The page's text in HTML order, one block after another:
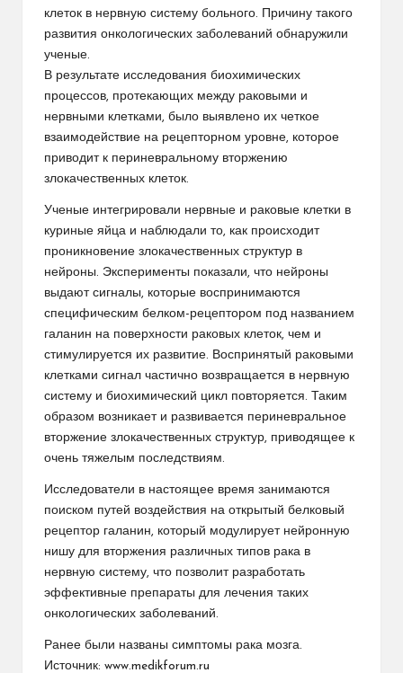
клеток в нервную систему больного. Причину такого
развития онкологических заболеваний обнаружили
ученые.
В результате исследования биохимических
процессов, протекающих между раковыми и
нервными клетками, было выявлено их четкое
взаимодействие на рецепторном уровне, которое
приводит к периневральному вторжению
злокачественных клеток.
Ученые интегрировали нервные и раковые клетки в
куриные яйца и наблюдали то, как происходит
проникновение злокачественных структур в
нейроны. Эксперименты показали, что нейроны
выдают сигналы, которые воспринимаются
специфическим белком-рецептором под названием
галанин на поверхности раковых клеток, чем и
стимулируется их развитие. Воспринятый раковыми
клетками сигнал частично возвращается в нервную
систему и биохимический цикл повторяется. Таким
образом возникает и развивается периневральное
вторжение злокачественных структур, приводящее к
очень тяжелым последствиям.
Исследователи в настоящее время занимаются
поиском путей воздействия на открытый белковый
рецептор галанин, который модулирует нейронную
нишу для вторжения различных типов рака в
нервную систему, что позволит разработать
эффективные препараты для лечения таких
онкологических заболеваний.
Ранее были названы симптомы рака мозга.
Источник: www.medikforum.ru